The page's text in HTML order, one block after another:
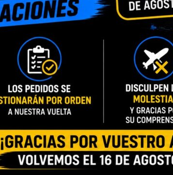
Mark III (versión de construcción):
armadura aerodinámica
y el antebrazo izquierdo (luz blanca, funciona
con pilas)
conectados a la armadura y al escenario de